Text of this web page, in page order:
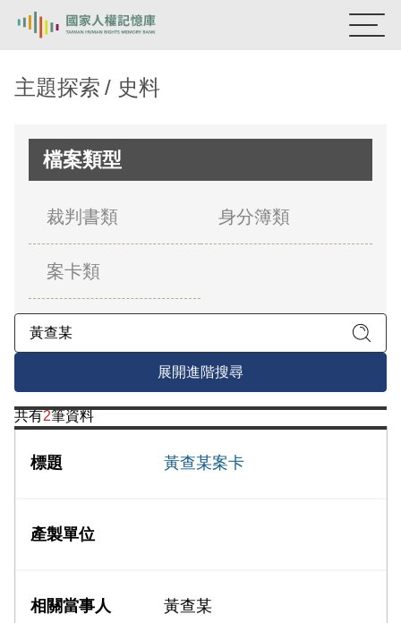
新生訓導處
關於我們
意見信箱
主題探索 史料
檔案類型
裁判書類 身分簿類
案卡類
展開進階搜尋
共有2筆資料
黃查某案卡
黃查某